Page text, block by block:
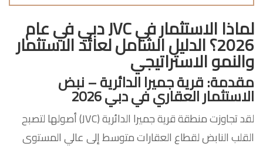
لماذا الاستثمار في JVC دبي في عام
2026؟ الدليل الشامل لعائد الاستثمار
والنمو الاستراتيجي
مقدمة: قرية جميرا الدائرية – نبض
الاستثمار العقاري في دبي 2026
لقد تجاوزت منطقة قرية جميرا الدائرية (JVC) أصولها لتصبح
القلب النابض لقطاع العقارات متوسط إلى عالي المستوى